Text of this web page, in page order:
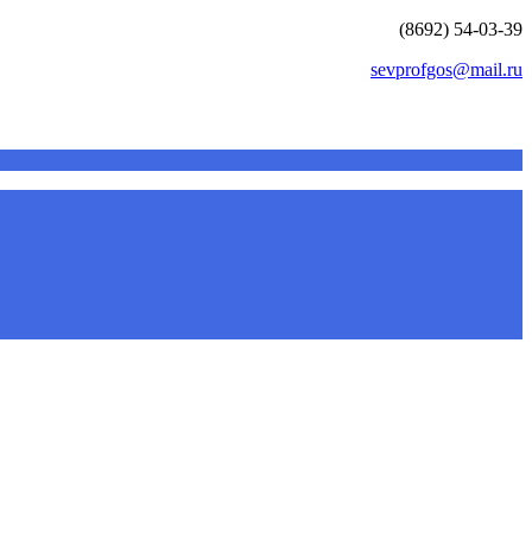
(8692) 54-03-39
sevprofgos@mail.ru